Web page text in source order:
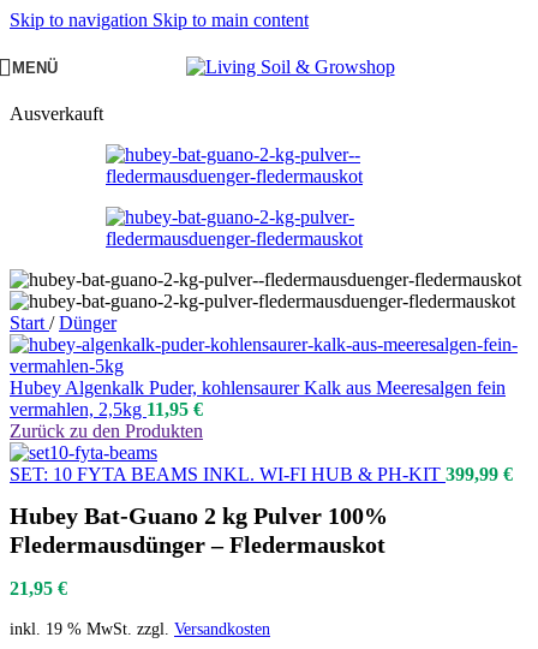
Skip to navigation Skip to main content
MENÜ
Ausverkauft
Start / Dünger
Hubey Algenkalk Puder, kohlensaurer Kalk aus Meeresalgen fein
vermahlen, 2,5kg 11,95 €
Zurück zu den Produkten
SET: 10 FYTA BEAMS INKL. WI-FI HUB & PH-KIT 399,99 €
Hubey Bat-Guano 2 kg Pulver 100%
Fledermausdünger – Fledermauskot
21,95 €
inkl. 19 % MwSt. zzgl. Versandkosten